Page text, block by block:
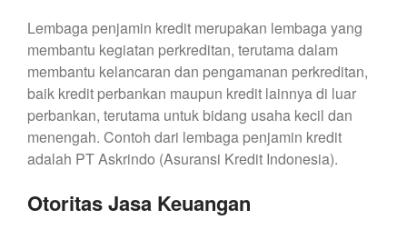
Lembaga penjamin kredit merupakan lembaga yang
membantu kegiatan perkreditan, terutama dalam
membantu kelancaran dan pengamanan perkreditan,
baik kredit perbankan maupun kredit lainnya di luar
perbankan, terutama untuk bidang usaha kecil dan
menengah. Contoh dari lembaga penjamin kredit
adalah PT Askrindo (Asuransi Kredit Indonesia).
Otoritas Jasa Keuangan